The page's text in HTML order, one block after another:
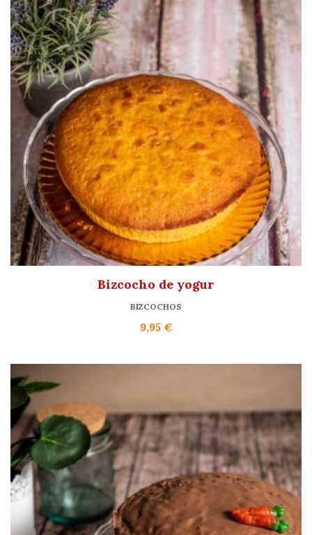
Bizcocho de yogur
BIZCOCHOS
9,95 €